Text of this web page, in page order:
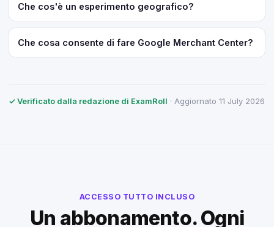
Che cos'è un esperimento geografico?
Che cosa consente di fare Google Merchant Center?
✓ Verificato dalla redazione di ExamRoll · Aggiornato 11 July 2026
ACCESSO TUTTO INCLUSO
Un abbonamento. Ogni